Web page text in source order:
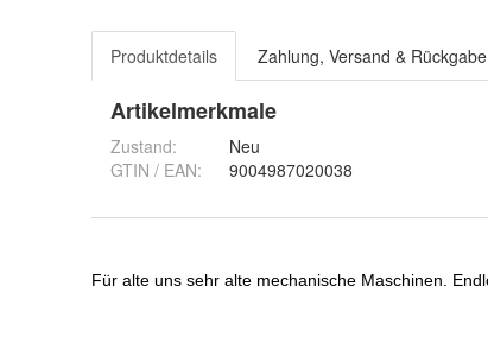
Produktdetails Zahlung, Versand & Rückgabe
Artikelmerkmale
Zustand:
Neu
GTIN / EAN:
9004987020038